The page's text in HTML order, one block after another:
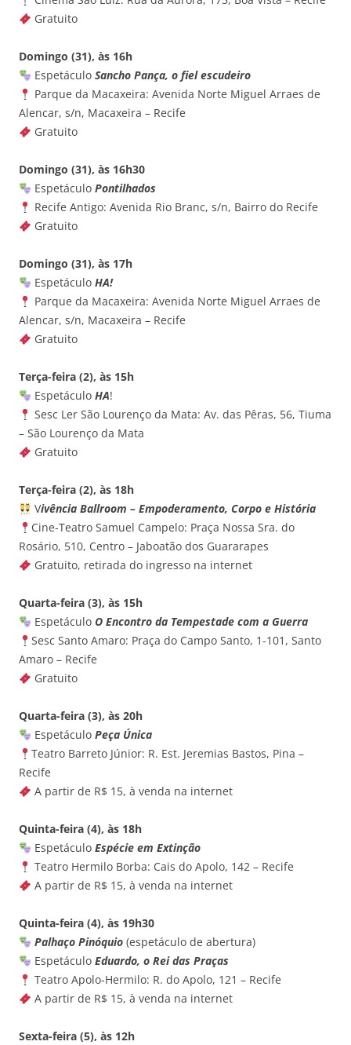
Gratuito
Domingo (31), às 16h
Espetáculo Sancho Pança, o fiel escudeiro
Parque da Macaxeira: Avenida Norte Miguel Arraes de
Alencar, s/n, Macaxeira – Recife
Gratuito
Domingo (31), às 16h30
Espetáculo Pontilhados
Recife Antigo: Avenida Rio Branc, s/n, Bairro do Recife
Gratuito
Domingo (31), às 17h
Espetáculo HA!
Parque da Macaxeira: Avenida Norte Miguel Arraes de
Alencar, s/n, Macaxeira – Recife
Gratuito
Terça-feira (2), às 15h
Espetáculo HA!
Sesc Ler São Lourenço da Mata: Av. das Pêras, 56, Tiuma
– São Lourenço da Mata
Gratuito
Terça-feira (2), às 18h
Vivência Ballroom – Empoderamento, Corpo e História
Cine-Teatro Samuel Campelo: Praça Nossa Sra. do
Rosário, 510, Centro – Jaboatão dos Guararapes
Gratuito, retirada do ingresso na internet
Quarta-feira (3), às 15h
Espetáculo O Encontro da Tempestade com a Guerra
Sesc Santo Amaro: Praça do Campo Santo, 1-101, Santo
Amaro – Recife
Gratuito
Quarta-feira (3), às 20h
Espetáculo Peça Única
Teatro Barreto Júnior: R. Est. Jeremias Bastos, Pina –
Recife
A partir de R$ 15, à venda na internet
Quinta-feira (4), às 18h
Espetáculo Espécie em Extinção
Teatro Hermilo Borba: Cais do Apolo, 142 – Recife
A partir de R$ 15, à venda na internet
Quinta-feira (4), às 19h30
Palhaço Pinóquio(espetáculo de abertura)
Espetáculo Eduardo, o Rei das Praças
Teatro Apolo-Hermilo: R. do Apolo, 121 – Recife
A partir de R$ 15, à venda na internet
Sexta-feira (5), às 12h